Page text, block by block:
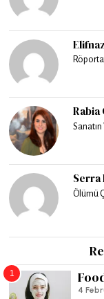
Rabia
Serra
Ölümü
1
4